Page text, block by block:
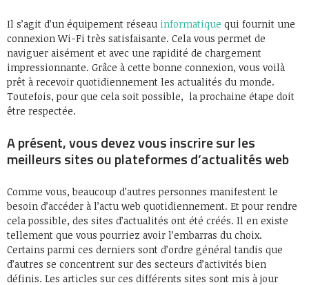
Il s’agit d’un équipement réseau informatique qui fournit une
connexion Wi-Fi très satisfaisante. Cela vous permet de
naviguer aisément et avec une rapidité de chargement
impressionnante. Grâce à cette bonne connexion, vous voilà
prêt à recevoir quotidiennement les actualités du monde.
Toutefois, pour que cela soit possible, la prochaine étape doit
être respectée.
A présent, vous devez vous inscrire sur les
meilleurs sites ou plateformes d’actualités web
Comme vous, beaucoup d’autres personnes manifestent le
besoin d’accéder à l’actu web quotidiennement. Et pour rendre
cela possible, des sites d’actualités ont été créés. Il en existe
tellement que vous pourriez avoir l’embarras du choix.
Certains parmi ces derniers sont d’ordre général tandis que
d’autres se concentrent sur des secteurs d’activités bien
définis. Les articles sur ces différents sites sont mis à jour